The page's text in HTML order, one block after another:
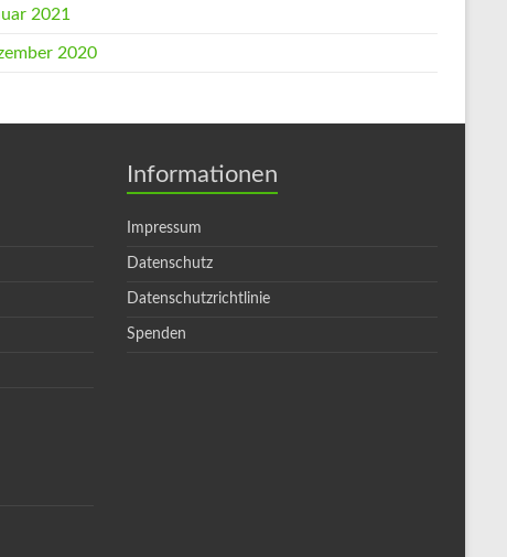
2021
2020
Informationen
Impressum
Datenschutz
Datenschutzrichtlinie
Spenden